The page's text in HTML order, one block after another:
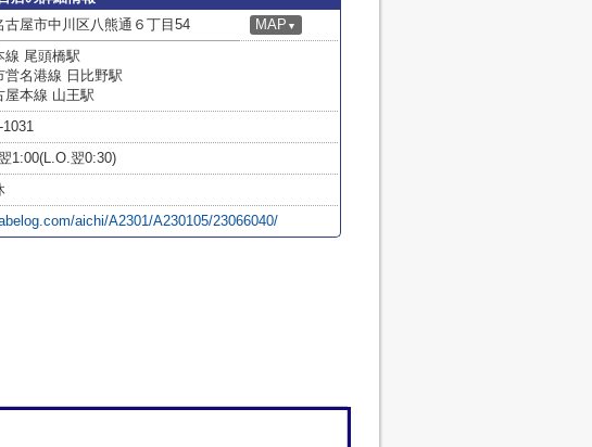
古屋市中川区八熊通６丁目54 MAP ▼
線 尾頭橋駅
営名港線 日比野駅
屋本線 山王駅
1031
1:00(L.O.翌0:30)
aichi/A2301/A230105/23066040/